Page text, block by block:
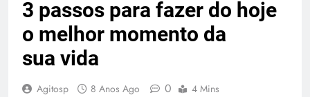
3 passos para fazer do hoje
o melhor momento da
sua vida
Agitosp 8 Anos Ago 0 4 Mins